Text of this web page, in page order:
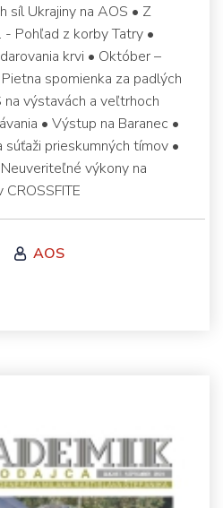
síl Ukrajiny na AOS • Z
Pohľad z korby Tatry •
krvi • Október –
spomienka za padlých
výstavách a veľtrhoch
• Výstup na Baranec •
prieskumných tímov •
výkony na
AOS